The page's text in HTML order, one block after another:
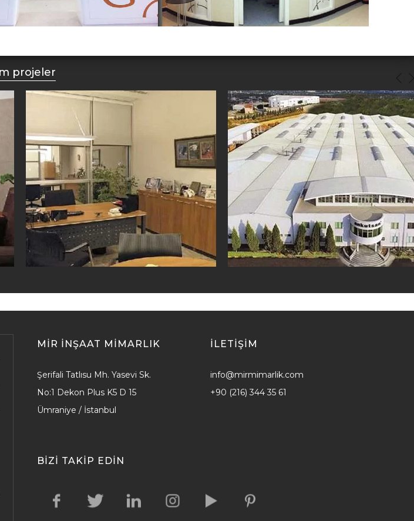
projeler
MIR İNŞAAT MIMARLIK
Şerifali Tatlısu Mh. Yasevi Sk.
No:1 Dekon Plus K5 D 15
Ümraniye / İstanbul
ILETİŞİM
info@mirmimarlik.com
+90 (216) 344 35 61
BIZI TAKIP EDIN